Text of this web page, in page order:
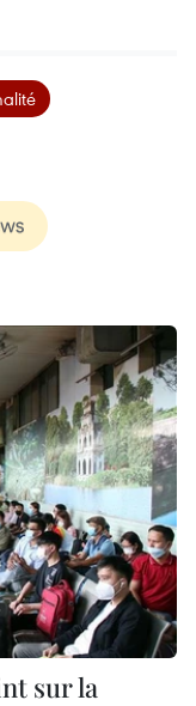
sur la